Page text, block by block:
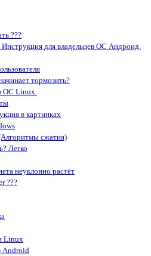
???
для владельцев ОС Андроид.
тормозить?
ОС Linux.
в картинках
сжатия)
Легко
неуклонно растёт
???
Linux
Android